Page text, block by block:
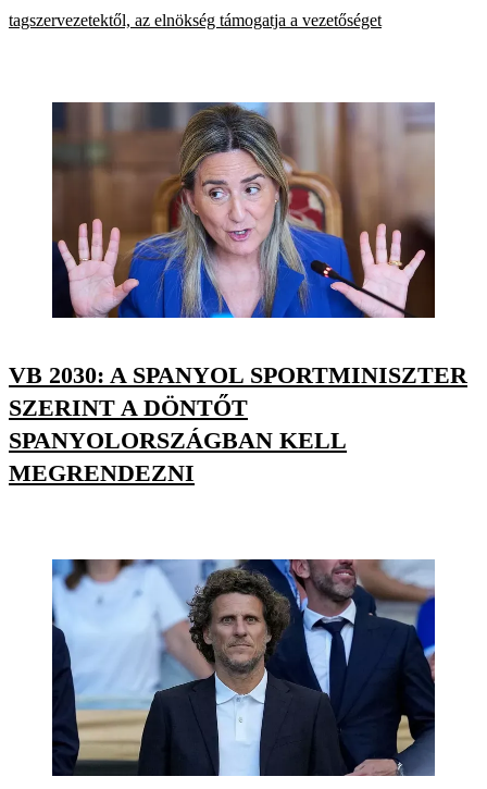
tagszervezetektől, az elnökség támogatja a vezetőséget
VB 2030: A SPANYOL SPORTMINISZTER
SZERINT A DÖNTŐT
SPANYOLORSZÁGBAN KELL
MEGRENDEZNI